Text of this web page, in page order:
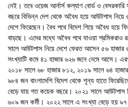
নেই। তবে ওয়েজ আর্নার্স কল্যাণ বোর্ড ও
বছরে বিভিন্ন দেশ থেকে অবৈধ হয়ে আউটপাস নিয়ে
দেশে ফিরেছেন। বৈধ পথে বিদেশ গিয়ে অবৈধ হয়ে
বাড়ছে। এদের মধ্যে অবৈধ পথে যাওয়া শ্রমিকরাও
সালে আউটপাস নিয়ে দেশে ফেরত আসেন ৫৬ হাজার
সংখ্যাটি কমে ৪১ হাজার ৬২৬ জনে নেমে আসে।
২০১৮ সালে ৬৮ হাজার ৮১২, ২০১৯ সালে ৬৪
৯৮৪ জন বাংলাদেশি বিদেশ থেকে শূন্য হাতে
বেড়ে যায় গত কয়েক বছরে। ২০২১ সালে আউটপাস
৬০৯ জন কর্মী। ২০২২ সালে এ সংখ্যা বেড়ে হয়